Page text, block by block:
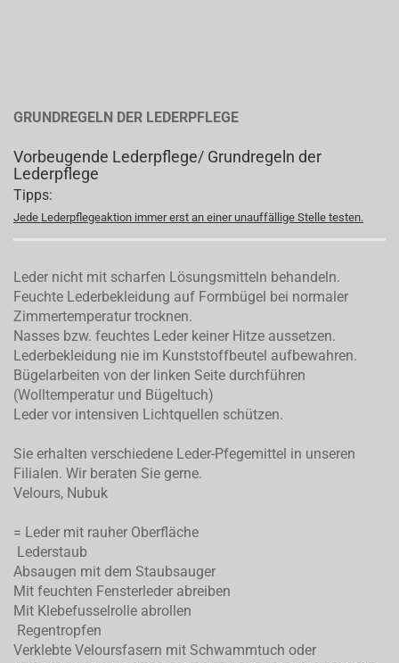
GRUNDREGELN DER LEDERPFLEGE
Vorbeugende Lederpflege/ Grundregeln der
Lederpflege
Tipps:
Jede Lederpflegeaktion immer erst an einer unauffällige Stelle testen.
Leder nicht mit scharfen Lösungsmitteln behandeln.
Feuchte Lederbekleidung auf Formbügel bei normaler
Zimmertemperatur trocknen.
Nasses bzw. feuchtes Leder keiner Hitze aussetzen.
Lederbekleidung nie im Kunststoffbeutel aufbewahren.
Bügelarbeiten von der linken Seite durchführen
(Wolltemperatur und Bügeltuch)
Leder vor intensiven Lichtquellen schützen.
Sie erhalten verschiedene Leder-Pfegemittel in unseren
Filialen. Wir beraten Sie gerne.
Velours, Nubuk
= Leder mit rauher Oberfläche
Lederstaub
Absaugen mit dem Staubsauger
Mit feuchten Fensterleder abreiben
Mit Klebefusselrolle abrollen
Regentropfen
Verklebte Veloursfasern mit Schwammtuch oder